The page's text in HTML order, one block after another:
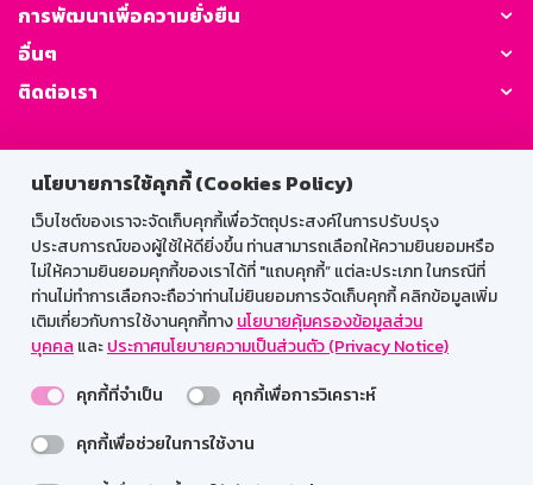
นโยบายการใช้คุกกี้ (Cookies Policy)
เว็บไซต์ของเราจะจัดเก็บคุกกี้เพื่อวัตถุประสงค์ในการปรับปรุง
ประสบการณ์ของผู้ใช้ให้ดียิ่งขึ้น ท่านสามารถเลือกให้ความยินยอมหรือ
ไม่ให้ความยินยอมคุกกี้ของเราได้ที่ "แถบคุกกี้” แต่ละประเภท ในกรณีที่
ท่านไม่ทำการเลือกจะถือว่าท่านไม่ยินยอมการจัดเก็บคุกกี้ คลิกข้อมูลเพิ่ม
เติมเกี่ยวกับการใช้งานคุกกี้ทางนโยบายคุ้มครองข้อมูลส่วน
บุคคล และประกาศนโยบายความเป็นส่วนตัว (Privacy Notice)
คุกกี้ที่จำเป็น
คุกกี้เพื่อการวิเคราะห์
คุกกี้เพื่อช่วยในการใช้งาน
การพัฒนาเพื่อความยั่งยืน
อื่นๆ
ติดต่อเรา
GSB Society:
สำหรับพนักงาน
Web HR
GSB Wisdom
M-Search
เข้าสู่ระบบเน็ตเมล
รองรับการใช้งานได้ดีบนเว็บบราวเซอร์